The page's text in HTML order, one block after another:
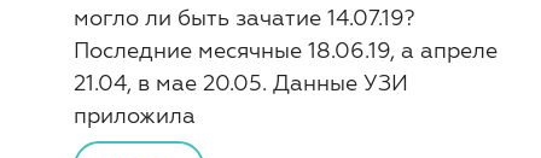
могло ли быть зачатие 14.07.19?
Последние месячные 18.06.19, а апреле
21.04, в мае 20.05. Данные УЗИ
приложила